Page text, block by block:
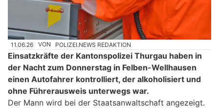
11.06.26 VON POLIZEI.NEWS REDAKTION
Einsatzkräfte der Kantonspolizei Thurgau haben in
der Nacht zum Donnerstag in Felben-Wellhausen
einen Autofahrer kontrolliert, der alkoholisiert und
ohne Führerausweis unterwegs war.
Der Mann wird bei der Staatsanwaltschaft angezeigt.